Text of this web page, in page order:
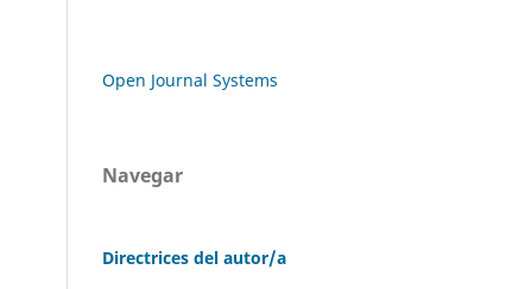
Open Journal Systems
Navegar
Directrices del autor/a